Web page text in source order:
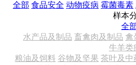
全部 食品安全 动物疫病 霉菌毒素
样本
全
水产品及制品 畜禽肉及制品 禽
牛羊类
粮油及饲料 谷物及坚果 茶叶及中